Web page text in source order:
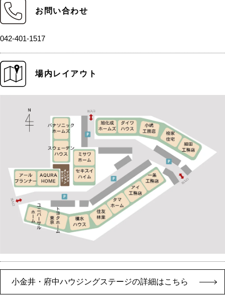
お問い合わせ
042-401-1517
場内レイアウト
小金井・府中ハウジングステージの詳細はこちら